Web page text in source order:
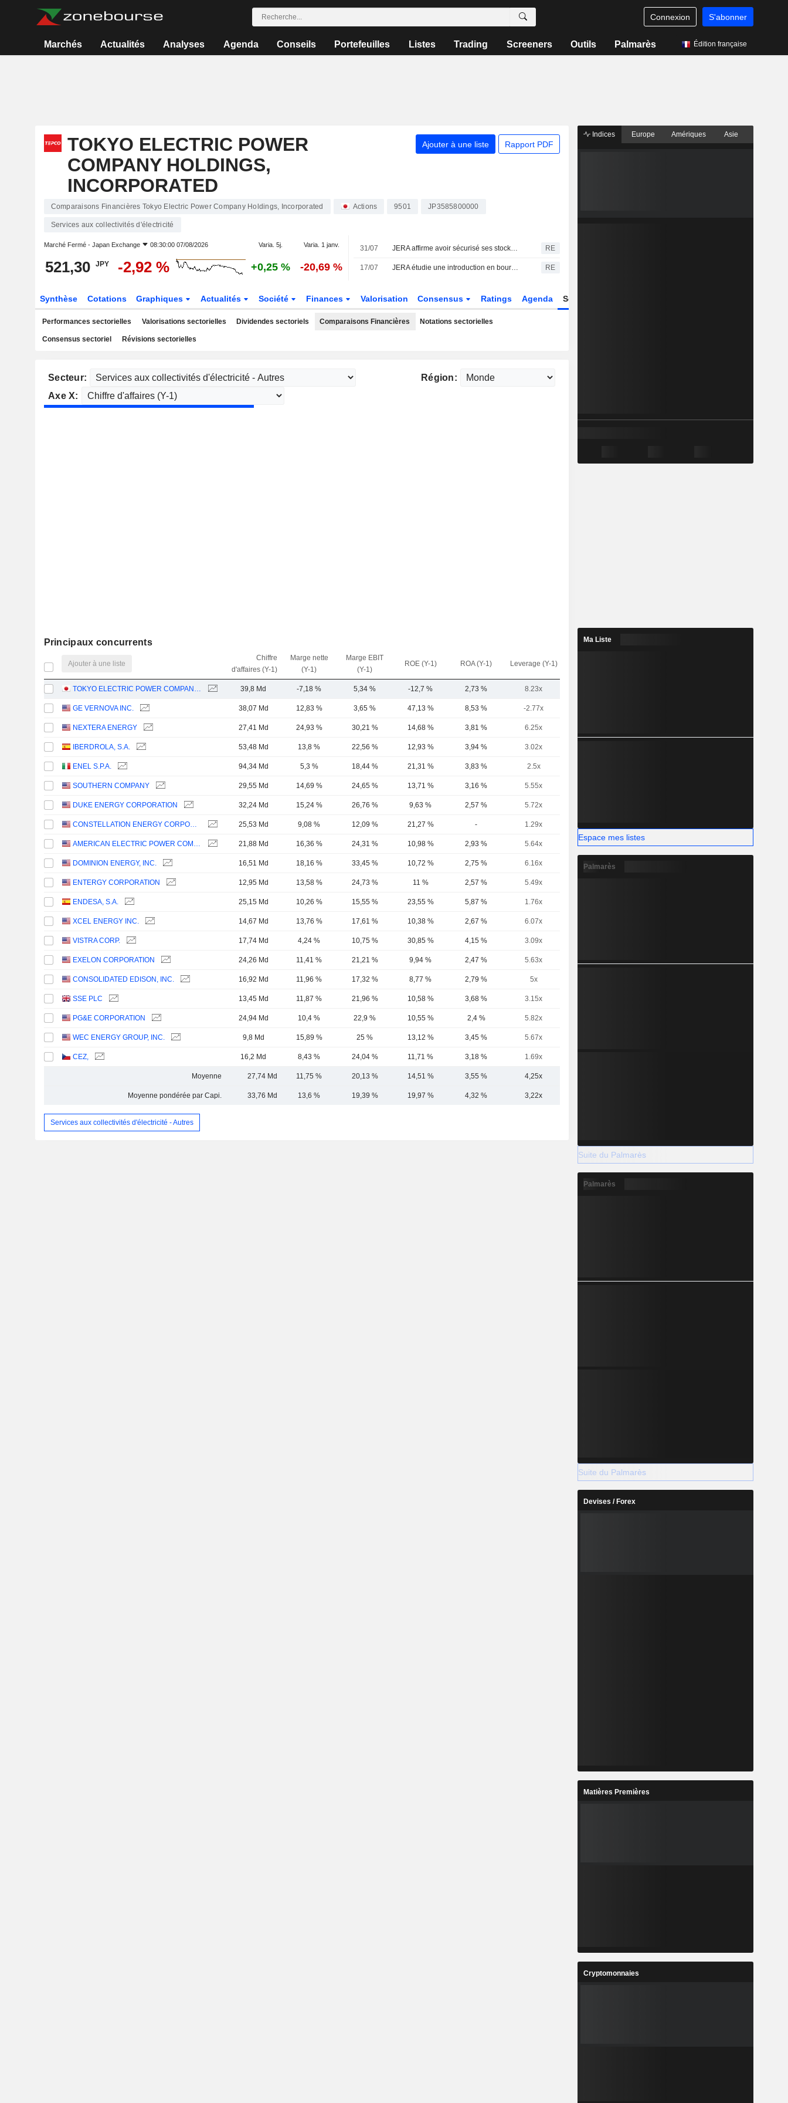
Connexion S'abonner
Marchés Actualités Analyses Agenda Conseils Portefeuilles Listes Trading Screeners Outils Palmarès Édition française
TOKYO ELECTRIC POWER
COMPANY HOLDINGS,
INCORPORATED
Ajouter à une liste Rapport PDF
Comparaisons Financières Tokyo Electric Power Company Holdings, Incorporated Actions 9501 JP3585800000
Services aux collectivités d'électricité
Marché Fermé - Japan Exchange 08:30:00 07/08/2026 Varia. 5j. Varia. 1 janv.
521,30 JPY -2,92 % +0,25 % -20,69 %
31/07 JERA affirme avoir sécurisé ses stocks de GNL jusqu'en octobre et écarte tout risque d'approvisionnement cet été RE
17/07 JERA étudie une introduction en bourse aux États-Unis pour accélérer son expansion internationale, selon des sources RE
Synthèse Cotations Graphiques Actualités Société Finances Valorisation Consensus Ratings Agenda Secteur
Performances sectorielles Valorisations sectorielles Dividendes sectoriels Comparaisons Financières Notations sectorielles
Consensus sectoriel Révisions sectorielles
Secteur:
Région:
Axe X:
Principaux concurrents
Ajouter à une liste
Chiffre
d'affaires (Y-1)
Marge nette
(Y-1)
Marge EBIT
(Y-1)
ROE (Y-1) ROA (Y-1) Leverage (Y-1)
TOKYO ELECTRIC POWER COMPANY HOLDINGS, INCORPORATED 39,8 Md -7,18 % 5,34 % -12,7 % 2,73 % 8.23x
GE VERNOVA INC. 38,07 Md 12,83 % 3,65 % 47,13 % 8,53 % -2.77x
NEXTERA ENERGY 27,41 Md 24,93 % 30,21 % 14,68 % 3,81 % 6.25x
IBERDROLA, S.A. 53,48 Md 13,8 % 22,56 % 12,93 % 3,94 % 3.02x
ENEL S.P.A. 94,34 Md 5,3 % 18,44 % 21,31 % 3,83 % 2.5x
SOUTHERN COMPANY 29,55 Md 14,69 % 24,65 % 13,71 % 3,16 % 5.55x
DUKE ENERGY CORPORATION 32,24 Md 15,24 % 26,76 % 9,63 % 2,57 % 5.72x
CONSTELLATION ENERGY CORPORATION 25,53 Md 9,08 % 12,09 % 21,27 % - 1.29x
AMERICAN ELECTRIC POWER COMPANY, INC. 21,88 Md 16,36 % 24,31 % 10,98 % 2,93 % 5.64x
DOMINION ENERGY, INC. 16,51 Md 18,16 % 33,45 % 10,72 % 2,75 % 6.16x
ENTERGY CORPORATION 12,95 Md 13,58 % 24,73 % 11 % 2,57 % 5.49x
ENDESA, S.A. 25,15 Md 10,26 % 15,55 % 23,55 % 5,87 % 1.76x
XCEL ENERGY INC. 14,67 Md 13,76 % 17,61 % 10,38 % 2,67 % 6.07x
VISTRA CORP. 17,74 Md 4,24 % 10,75 % 30,85 % 4,15 % 3.09x
EXELON CORPORATION 24,26 Md 11,41 % 21,21 % 9,94 % 2,47 % 5.63x
CONSOLIDATED EDISON, INC. 16,92 Md 11,96 % 17,32 % 8,77 % 2,79 % 5x
SSE PLC 13,45 Md 11,87 % 21,96 % 10,58 % 3,68 % 3.15x
PG&E CORPORATION 24,94 Md 10,4 % 22,9 % 10,55 % 2,4 % 5.82x
WEC ENERGY GROUP, INC. 9,8 Md 15,89 % 25 % 13,12 % 3,45 % 5.67x
CEZ, 16,2 Md 8,43 % 24,04 % 11,71 % 3,18 % 1.69x
Moyenne 27,74 Md 11,75 % 20,13 % 14,51 % 3,55 % 4,25x
Moyenne pondérée par Capi. 33,76 Md 13,6 % 19,39 % 19,97 % 4,32 % 3,22x
Services aux collectivités d'électricité - Autres
Indices Europe Amériques Asie
Ma Liste
Espace mes listes
Palmarès
Suite du Palmarès
Palmarès
Suite du Palmarès
Devises / Forex
Matières Premières
Cryptomonnaies